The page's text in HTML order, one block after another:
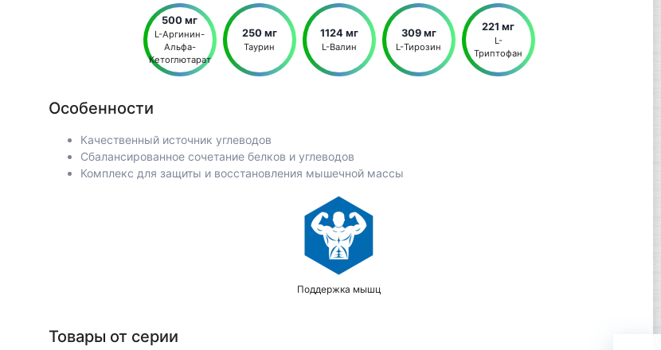
500 мг
L-Аргинин-
Альфа-
Кетоглютарат
250 мг
Таурин
1124 мг
L-Валин
309 мг
L-Тирозин
221 мг
L-
Триптофан
Особенности
Качественный источник углеводов
Сбалансированное сочетание белков и углеводов
Комплекс для защиты и восстановления мышечной массы
Поддержка мышц
Товары от серии